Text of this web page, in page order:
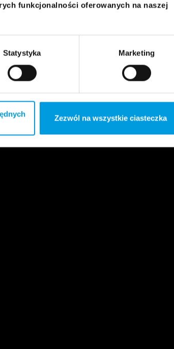
funkcjonalności oferowanych na naszej
Statystyka Marketing
Zezwól na wszystkie ciasteczka